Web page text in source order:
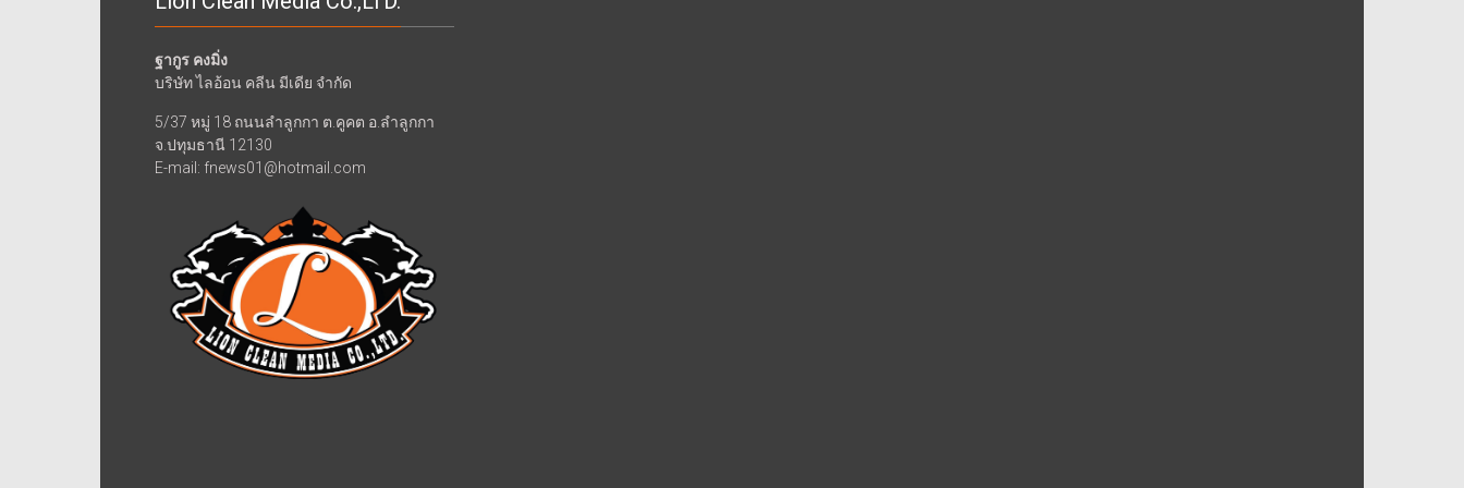
ฐากูร คงมิ่ง
บริษัท ไลอ้อน คลีน มีเดีย จำกัด
5/37 หมู่ 18 ถนนลำลูกกา ต.คูคต อ.ลำลูกกา
จ.ปทุมธานี 12130
E-mail: fnews01@hotmail.com